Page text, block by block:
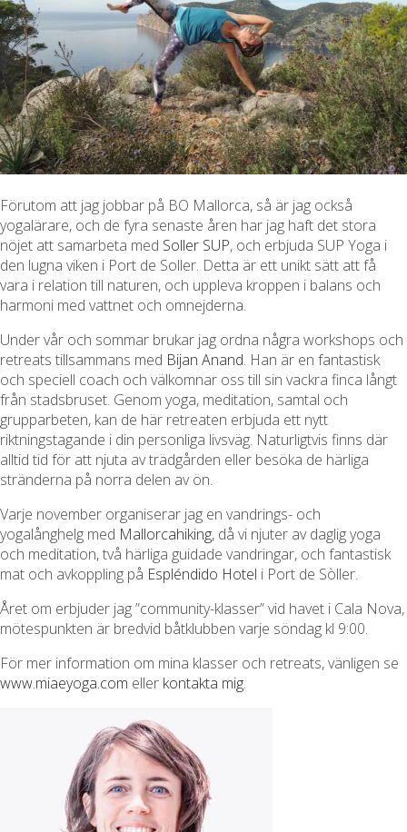
Förutom att jag jobbar på BO Mallorca, så är jag också
yogalärare, och de fyra senaste åren har jag haft det stora
nöjet att samarbeta med Soller SUP, och erbjuda SUP Yoga i
den lugna viken i Port de Soller. Detta är ett unikt sätt att få
vara i relation till naturen, och uppleva kroppen i balans och
harmoni med vattnet och omnejderna.
Under vår och sommar brukar jag ordna några workshops och
retreats tillsammans med Bijan Anand. Han är en fantastisk
och speciell coach och välkomnar oss till sin vackra finca långt
från stadsbruset. Genom yoga, meditation, samtal och
grupparbeten, kan de här retreaten erbjuda ett nytt
riktningstagande i din personliga livsväg. Naturligtvis finns där
alltid tid för att njuta av trädgården eller besöka de härliga
stränderna på norra delen av ön.
Varje november organiserar jag en vandrings- och
yogalånghelg med Mallorcahiking, då vi njuter av daglig yoga
och meditation, två härliga guidade vandringar, och fantastisk
mat och avkoppling på Espléndido Hotel i Port de Sòller.
Året om erbjuder jag ”community-klasser” vid havet i Cala Nova,
mötespunkten är bredvid båtklubben varje söndag kl 9:00.
För mer information om mina klasser och retreats, vänligen se
www.miaeyoga.com eller kontakta mig.